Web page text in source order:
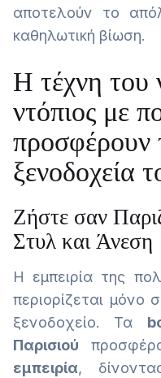
αποτελούν το
καθηλωτική βίωση.
Η τέχνη του
ντόπιος με
ξενοδοχεία
Ζήστε σαν
Στυλ και Άνεση
Η εμπειρία της
περιορίζεται μόνο
ξενοδοχείο. Τα
Παρισιού
εμπειρία,